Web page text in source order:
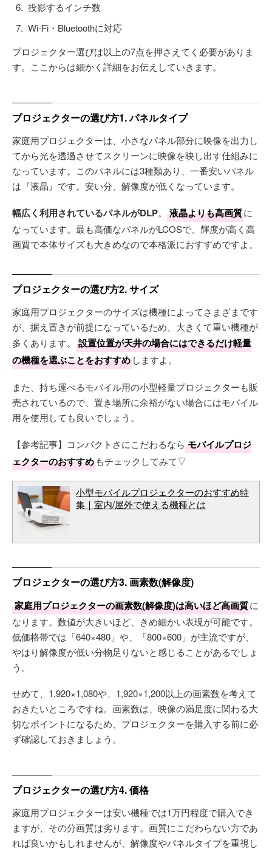
投影するインチ数
Wi-Fi・Bluetoothに対応
プロジェクター選びは以上の7点を押さえてく必要がありま
す。ここからは細かく詳細をお伝えしていきます。
プロジェクターの選び方1. パネルタイプ
家庭用プロジェクターは、小さなパネル部分に映像を出力し
てから光を透過させてスクリーンに映像を映し出す仕組みに
なっています。このパネルには3種類あり、一番安いパネル
は『液晶』です。安い分、解像度が低くなっています。
幅広く利用されているパネルがDLP。 液晶よりも高画質に
なっています。最も高価なパネルがLCOSで、輝度が高く高
画質で本体サイズも大きめなので本格派におすすめですよ。
プロジェクターの選び方2. サイズ
家庭用プロジェクターのサイズは機種によってさまざまです
が、据え置きが前提になっているため、大きくて重い機種が
多くあります。
設置位置が天井の場合にはできるだけ軽量
の機種を選ぶことをおすすめ しますよ。
また、持ち運べるモバイル用の小型軽量プロジェクターも販
売されているので、置き場所に余裕がない場合にはモバイル
用を使用しても良いでしょう。
【参考記事】コンパクトさにこだわるなら モバイルプロジ
ェクターのおすすめ もチェックしてみて▽
小型モバイルプロジェクターのおすすめ特
集｜室内/屋外で使える機種とは
プロジェクターの選び方3. 画素数(解像度)
家庭用プロジェクターの画素数(解像度)は高いほど高画質に
なります。数値が大きいほど、きめ細かい表現が可能です。
低価格帯では「640×480」や、「800×600」が主流ですが、
やはり解像度が低い分物足りないと感じることがあるでしょ
う。
せめて、1,920×1,080や、1,920×1,200以上の画素数を考えて
おきたいところですね。画素数は、映像の満足度に関わる大
切なポイントになるため、プロジェクターを購入する前に必
ず確認しておきましょう。
プロジェクターの選び方4. 価格
家庭用プロジェクターは安い機種では1万円程度で購入でき
ますが、その分画質は劣ります。画質にこだわらない方であ
れば良いかもしれませんが、解像度やパネルタイプを重視し